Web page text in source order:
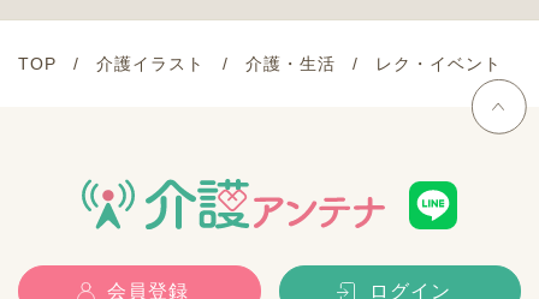
TOP 介護イラスト 介護・生活 レク・イベント
会員登録 ログイン